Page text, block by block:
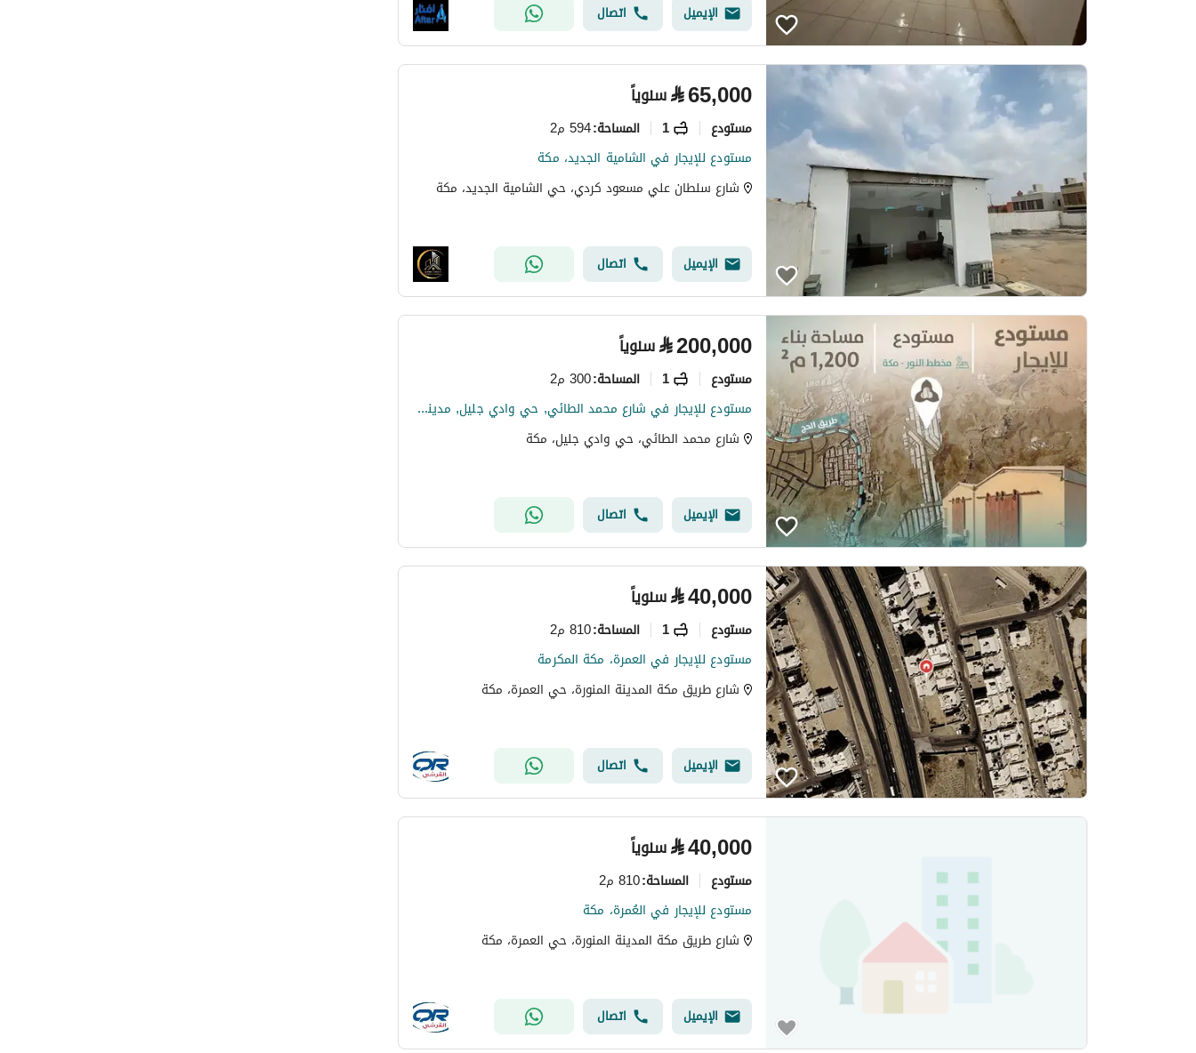
الإيميل اتصال
⃁65,000 سنوياً
مستودع 1 المساحة:594 م2
مستودع للإيجار في الشامية الجديد، مكة
شارع سلطان علي مسعود كردي، حي الشامية الجديد، مكة
الإيميل اتصال
⃁200,000 سنوياً
مستودع 1 المساحة:300 م2
مستودع للإيجار في شارع محمد الطائي, حي وادي جليل, مدينة مكة المكرمة
شارع محمد الطائي، حي وادي جليل، مكة
الإيميل اتصال
⃁40,000 سنوياً
مستودع 1 المساحة:810 م2
مستودع للإيجار في العمرة، مكة المكرمة
شارع طريق مكة المدينة المنورة، حي العمرة، مكة
الإيميل اتصال
⃁40,000 سنوياً
مستودع المساحة:810 م2
مستودع للإيجار في العُمرة، مكة
شارع طريق مكة المدينة المنورة، حي العمرة، مكة
الإيميل اتصال